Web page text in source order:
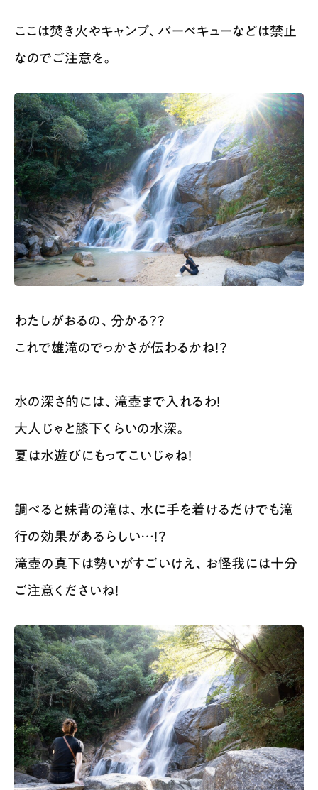
ここは焚き火やキャンプ、バーベキューなどは禁止
なのでご注意を。
わたしがおるの、分かる？？
これで雄滝のでっかさが伝わるかね！？
水の深さ的には、滝壺まで入れるわ！
大人じゃと膝下くらいの水深。
夏は水遊びにもってこいじゃね！
調べると妹背の滝は、水に手を着けるだけでも滝
行の効果があるらしい…！？
滝壺の真下は勢いがすごいけえ、お怪我には十分
ご注意くださいね！